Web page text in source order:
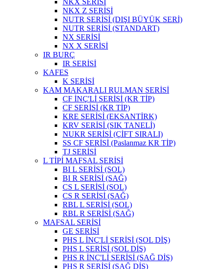
NKX SERİSİ
NKX Z SERİSİ
NUTR SERİSİ (DIŞI BÜYÜK SERİ)
NUTR SERİSİ (STANDART)
NX SERİSİ
NX X SERİSİ
IR BURÇ
IR SERİSİ
KAFES
K SERİSİ
KAM MAKARALI RULMAN SERİSİ
CF İNÇ'Lİ SERİSİ (KR TİP)
CF SERİSİ (KR TİP)
KRE SERİSİ (EKSANTİRK)
KRV SERİSİ (SIK TANELİ)
NUKR SERİSİ (ÇİFT SIRALI)
SS CF SERİSİ (Paslanmaz KR TİP)
TJ SERİSİ
L TİPİ MAFSAL SERİSİ
BI L SERİSİ (SOL)
BI R SERİSİ (SAĞ)
CS L SERİSİ (SOL)
CS R SERİSİ (SAĞ)
RBL L SERİSİ (SOL)
RBL R SERİSİ (SAĞ)
MAFSAL SERİSİ
GE SERİSİ
PHS L İNÇ'Lİ SERİSİ (SOL DİŞ)
PHS L SERİSİ (SOL DİŞ)
PHS R İNÇ'Lİ SERİSİ (SAĞ DİŞ)
PHS R SERİSİ (SAĞ DİŞ)